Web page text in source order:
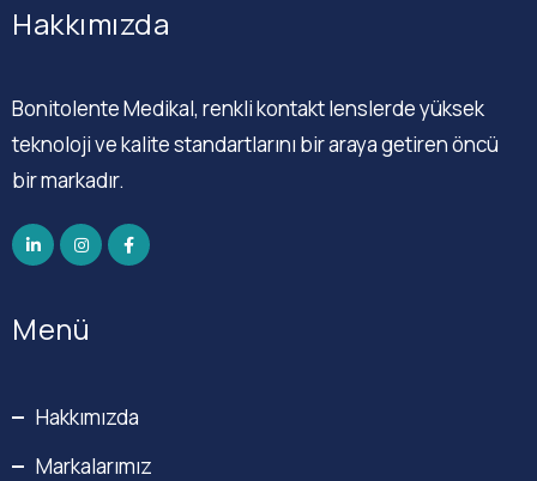
Hakkımızda
Bonitolente Medikal, renkli kontakt lenslerde yüksek
teknoloji ve kalite standartlarını bir araya getiren öncü
bir markadır.
Menü
Hakkımızda
Markalarımız